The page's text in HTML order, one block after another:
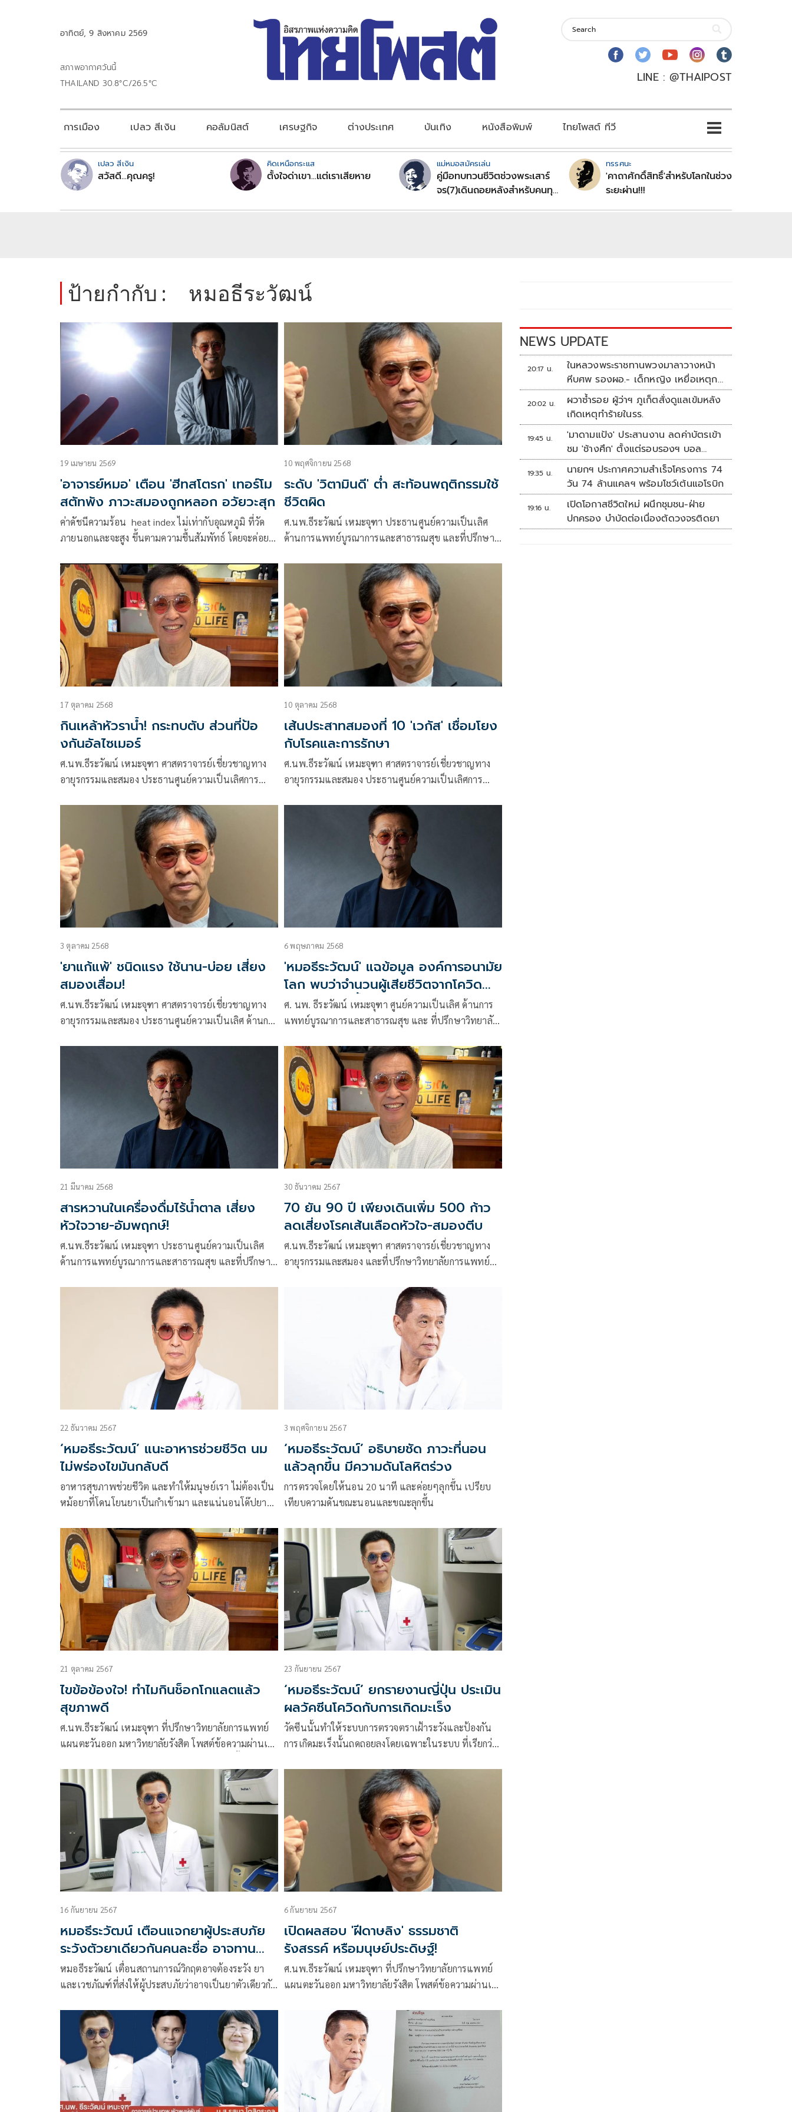
อาทิตย์, 9 สิงหาคม 2569
สภาพอากาศวันนี้
THAILAND 30.8°C/26.5°C
LINE : @THAIPOST
การเมือง เปลว สีเงิน คอลัมนิสต์ เศรษฐกิจ ต่างประเทศ บันเทิง หนังสือพิมพ์ ไทยโพสต์ ทีวี
เปลว สีเงิน
สวัสดี...คุณครู!
คิดเหนือกระแส
ตั้งใจด่าเขา...แต่เราเสียหาย
แม่หมอสมัครเล่น
คู่มือทบทวนชีวิตช่วงพระเสาร์
จร(7)เดินถอยหลังสำหรับคนทุก
ทรรศนะ
'คาถาศักดิ์สิทธิ์'สำหรับโลกในช่วง
ระยะผ่าน!!!
ป้ายกำกับ : หมอธีระวัฒน์
19 เมษายน 2569
'อาจารย์หมอ' เตือน 'ฮีทสโตรก' เทอร์โม
สตัทพัง ภาวะสมองถูกหลอก อวัยวะสุก
ค่าดัชนีความร้อน heat index ไม่เท่ากับอุณหภูมิ ที่วัด
ภายนอกและจะสูง ขึ้นตามความชื้นสัมพัทธ์ โดยจะค่อยๆ
10 พฤศจิกายน 2568
ระดับ 'วิตามินดี' ต่ำ สะท้อนพฤติกรรมใช้
ชีวิตผิด
ศ.นพ.ธีระวัฒน์ เหมะจุฑา ประธานศูนย์ความเป็นเลิศ
ด้านการแพทย์บูรณาการและสาธารณสุข และที่ปรึกษา
โพสต์ข้อความผ่านเฟซบุ๊กว่า วิตามินดีต่ำ คือใช้ชีวิตผิด
17 ตุลาคม 2568
กินเหล้าหัวราน้ำ! กระทบตับ ส่วนที่ป้อ
งกันอัลไซเมอร์
ศ.นพ.ธีระวัฒน์ เหมะจุฑา ศาสตราจารย์เชี่ยวชาญทาง
อายุรกรรมและสมอง ประธานศูนย์ความเป็นเลิศการ
การแพทย์แผนตะวันออก มหาวิทยาลัยรังสิต
10 ตุลาคม 2568
เส้นประสาทสมองที่ 10 'เวกัส' เชื่อมโยง
กับโรคและการรักษา
ศ.นพ.ธีระวัฒน์ เหมะจุฑา ศาสตราจารย์เชี่ยวชาญทาง
อายุรกรรมและสมอง ประธานศูนย์ความเป็นเลิศการ
การแพทย์แผนตะวันออก มหาวิทยาลัยรังสิต
3 ตุลาคม 2568
'ยาแก้แพ้' ชนิดแรง ใช้นาน-บ่อย เสี่ยง
สมองเสื่อม!
ศ.นพ.ธีระวัฒน์ เหมะจุฑา ศาสตราจารย์เชี่ยวชาญทาง
อายุรกรรมและสมอง ประธานศูนย์ความเป็นเลิศ ด้านการ
การแพทย์แผนตะวันออก มหาวิทยาลัยรังสิต
6 พฤษภาคม 2568
'หมอธีระวัฒน์' แฉข้อมูล องค์การอนามัย
โลก พบว่าจำนวนผู้เสียชีวิตจากโควิด
กลับเพิ่มมากขึ้นหลังจากการฉีดวัคซีน
ศ. นพ. ธีระวัฒน์ เหมะจุฑา ศูนย์ความเป็นเลิศ ด้านการ
แพทย์บูรณาการและสาธารณสุข และ ที่ปรึกษาวิทยาลัย
21 มีนาคม 2568
สารหวานในเครื่องดื่มไร้น้ำตาล เสี่ยง
หัวใจวาย-อัมพฤกษ์!
ศ.นพ.ธีระวัฒน์ เหมะจุฑา ประธานศูนย์ความเป็นเลิศ
ด้านการแพทย์บูรณาการและสาธารณสุข และที่ปรึกษา
โพสต์ข้อความผ่านเฟซบุ๊กในหัวข้อ
30 ธันวาคม 2567
70 ยัน 90 ปี เพียงเดินเพิ่ม 500 ก้าว
ลดเสี่ยงโรคเส้นเลือดหัวใจ-สมองตีบ
ศ.นพ.ธีระวัฒน์ เหมะจุฑา ศาสตราจารย์เชี่ยวชาญทาง
อายุรกรรมและสมอง และที่ปรึกษาวิทยาลัยการแพทย์
ซบุ๊กว่า 70 ยัน 90 ขวบ เพียงเดินเพิ่มแค่ 500 ก้าว
22 ธันวาคม 2567
‘หมอธีระวัฒน์’ แนะอาหารช่วยชีวิต นม
ไม่พร่องไขมันกลับดี
อาหารสุขภาพช่วยชีวิต และทำให้มนุษย์เรา ไม่ต้องเป็น
หม้อยาที่โดนโยนยาเป็นกำเข้ามา และแน่นอนโด๊ปยา
3 พฤศจิกายน 2567
‘หมอธีระวัฒน์’ อธิบายชัด ภาวะที่นอน
แล้วลุกขึ้น มีความดันโลหิตร่วง
การตรวจโดยให้นอน 20 นาที และค่อยๆลุกขึ้น เปรียบ
เทียบความดันขณะนอนและขณะลุกขึ้น
21 ตุลาคม 2567
ไขข้อข้องใจ! ทำไมกินช็อกโกแลตแล้ว
สุขภาพดี
ศ.นพ.ธีระวัฒน์ เหมะจุฑา ที่ปรึกษาวิทยาลัยการแพทย์
แผนตะวันออก มหาวิทยาลัยรังสิต โพสต์ข้อความผ่านเฟ
23 กันยายน 2567
‘หมอธีระวัฒน์’ ยกรายงานญี่ปุ่น ประเมิน
ผลวัคซีนโควิดกับการเกิดมะเร็ง
วัคซีนนั้นทำให้ระบบการตรวจตราเฝ้าระวังและป้องกัน
การเกิดมะเร็งนั้นถดถอยลงโดยเฉพาะในระบบ ที่เรียกว่า
16 กันยายน 2567
หมอธีระวัฒน์ เตือนแจกยาผู้ประสบภัย
ระวังตัวยาเดียวกันคนละชื่อ อาจทานซ้ำ
ซ้อน
หมอธีระวัฒน์ เตื่อนสถานการณ์วิกฤตอาจต้องระวัง ยา
และเวชภัณฑ์ที่ส่งให้ผู้ประสบภัยว่าอาจเป็นยาตัวเดียวกัน
6 กันยายน 2567
เปิดผลสอบ 'ฝีดาษลิง' ธรรมชาติ
รังสรรค์ หรือมนุษย์ประดิษฐ์!
ศ.นพ.ธีระวัฒน์ เหมะจุฑา ที่ปรึกษาวิทยาลัยการแพทย์
แผนตะวันออก มหาวิทยาลัยรังสิต โพสต์ข้อความผ่านเฟ
หรือมนุษย์ประดิษฐ์”
NEWS UPDATE
20:17 น.
ในหลวงพระราชทานพวงมาลาวางหน้า
หีบศพ รองผอ.- เด็กหญิง เหยื่อเหตุก
ราดยิง
20:02 น.
ผวาซ้ำรอย ผู้ว่าฯ ภูเก็ตสั่งดูแลเข้มหลัง
เกิดเหตุทำร้ายในรร.
19:45 น.
'มาดามแป้ง' ประสานงาน ลดค่าบัตรเข้า
ชม 'ช้างศึก' ตั้งแต่รอบรองฯ บอล
อาเซียน
19:35 น.
นายกฯ ประกาศความสำเร็จโครงการ 74
วัน 74 ล้านแคลฯ พร้อมโชว์เต้นแอโรบิก
19:16 น.
เปิดโอกาสชีวิตใหม่ ผนึกชุมชน-ฝ่าย
ปกครอง บำบัดต่อเนื่องตัดวงจรติดยา